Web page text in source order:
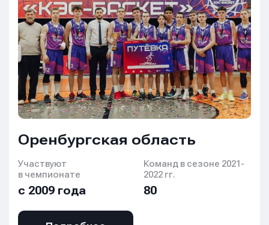
Оренбургская область
Участвуют
в чемпионате
с 2009 года
Команд в сезоне 2021-
2022 гг.
80
Имя
E-mail
Телефон
Имя
E-mail
Телефон
Имя
E-mail
Телефон
Сообщение